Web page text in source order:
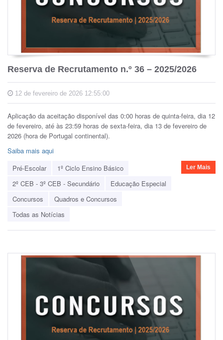
Reserva de Recrutamento n.º 36 – 2025/2026
12 de fevereiro de 2026 12:55:00
Aplicação da aceitação disponível das 0:00 horas de quinta-feira, dia 12
de fevereiro, até às 23:59 horas de sexta-feira, dia 13 de fevereiro de
2026 (hora de Portugal continental).
Saiba mais aqui
Pré-Escolar
1º Ciclo Ensino Básico
2º CEB - 3º CEB - Secundário
Educação Especial
Concursos
Quadros e Concursos
Todas as Notícias
Ler Mais